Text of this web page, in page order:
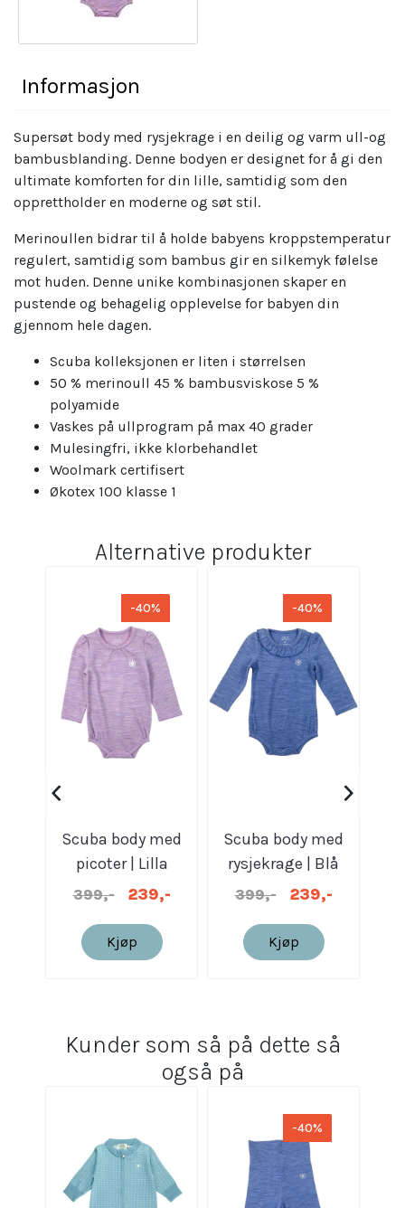
Informasjon
Supersøt body med rysjekrage i en deilig og varm ull-og
bambusblanding. Denne bodyen er designet for å gi den
ultimate komforten for din lille, samtidig som den
opprettholder en moderne og søt stil.
Merinoullen bidrar til å holde babyens kroppstemperatur
regulert, samtidig som bambus gir en silkemyk følelse
mot huden. Denne unike kombinasjonen skaper en
pustende og behagelig opplevelse for babyen din
gjennom hele dagen.
Scuba kolleksjonen er liten i størrelsen
50 % merinoull 45 % bambusviskose 5 %
polyamide
Vaskes på ullprogram på max 40 grader
Mulesingfri, ikke klorbehandlet
Woolmark certifisert
Økotex 100 klasse 1
Alternative produkter
-40%
Scuba body med
picoter | Lilla
melert
399,- 239,-
Kjøp
-40%
Scuba body med
rysjekrage | Blå
melert
399,- 239,-
Kjøp
‹ ›
Kunder som så på dette så
også på
-40%